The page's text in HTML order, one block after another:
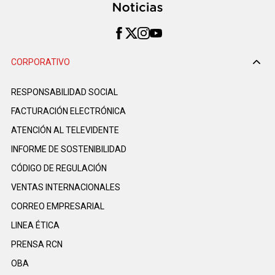
CORPORATIVO
RESPONSABILIDAD SOCIAL
FACTURACIÓN ELECTRÓNICA
ATENCIÓN AL TELEVIDENTE
INFORME DE SOSTENIBILIDAD
CÓDIGO DE REGULACIÓN
VENTAS INTERNACIONALES
CORREO EMPRESARIAL
LINEA ÉTICA
PRENSA RCN
OBA